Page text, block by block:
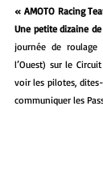
« AMOTO Racing
Une petite dizaine
journée de roulage
l’Ouest) sur le
voir les pilotes,
communiquer les